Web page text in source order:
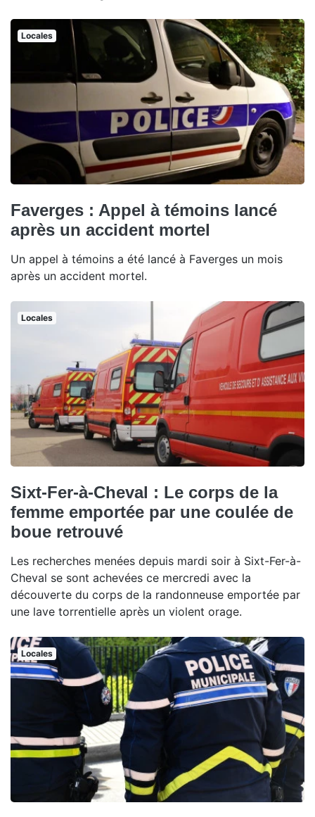
Locales
Faverges : Appel à témoins lancé
après un accident mortel
Un appel à témoins a été lancé à Faverges un mois
après un accident mortel.
Locales
Sixt-Fer-à-Cheval : Le corps de la
femme emportée par une coulée de
boue retrouvé
Les recherches menées depuis mardi soir à Sixt-Fer-à-
Cheval se sont achevées ce mercredi avec la
découverte du corps de la randonneuse emportée par
une lave torrentielle après un violent orage.
Locales